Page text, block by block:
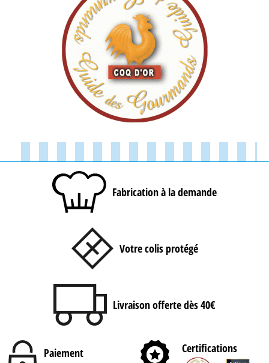
Fabrication à la demande
Votre colis protégé
Livraison offerte dès 40€
Paiement
Certifications